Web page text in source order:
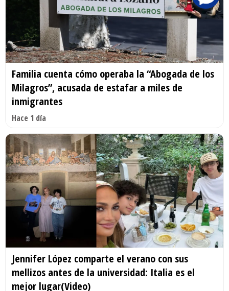
Familia cuenta cómo operaba la “Abogada de los
Milagros”, acusada de estafar a miles de
inmigrantes
Hace 1 día
Jennifer López comparte el verano con sus
mellizos antes de la universidad: Italia es el
mejor lugar(Video)